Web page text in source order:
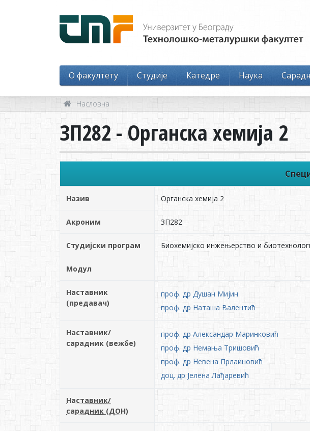
O факултету Студије Катедре Наука
Насловна
ЗП282 - Органска хемија 2
Назив Органска хемија 2
Акроним ЗП282
Студијски програм Биохемијско инжењерство и
Модул
Наставник
(предавач)
проф. др Душан Мијин
проф. др Наташа Валентић
Наставник/
сарадник (вежбе)
проф. др Александар Маринковић
проф. др Немања Тришовић
проф. др Невена Прлаиновић
доц. др Јелена Лађаревић
Наставник/
сарадник (ДОН)